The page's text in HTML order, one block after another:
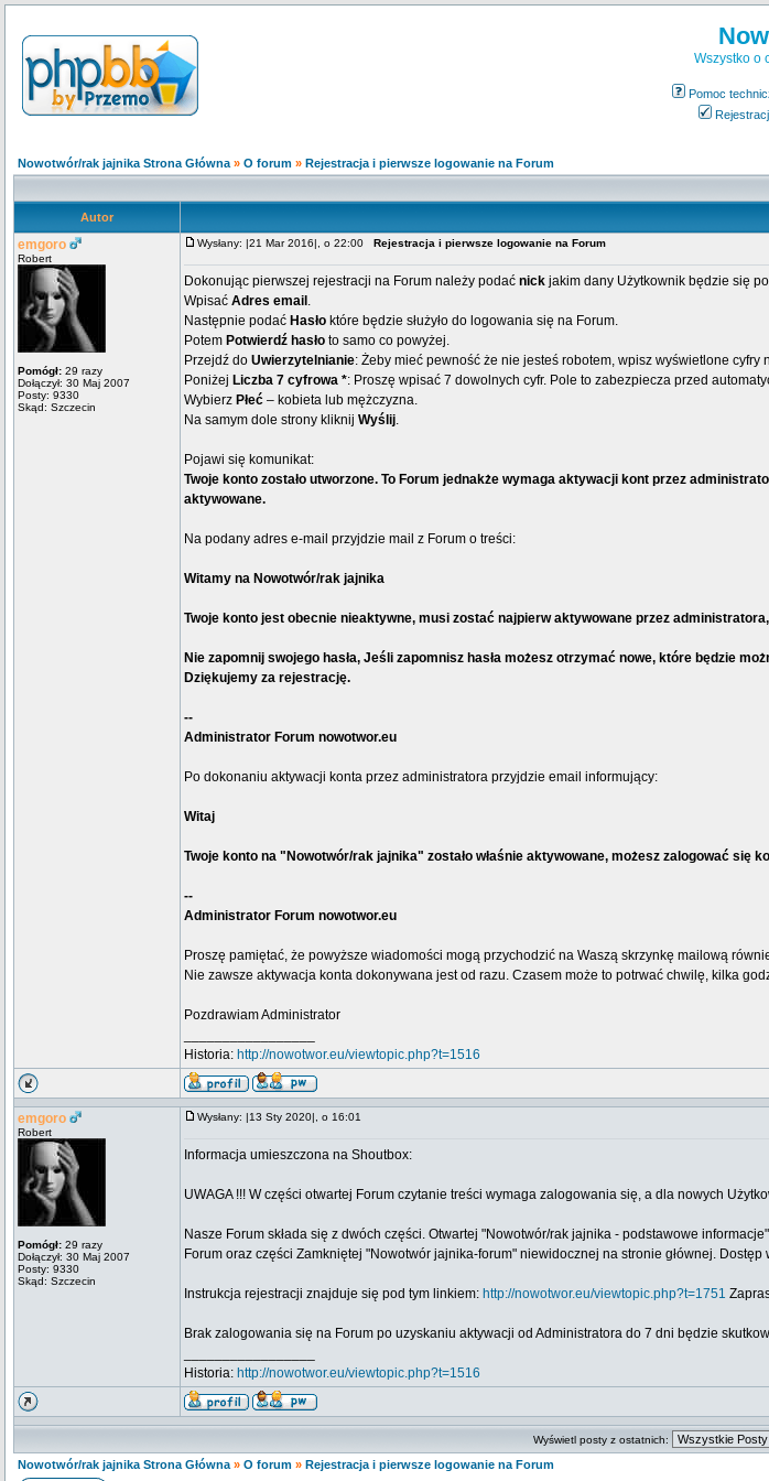
Wszystko o
Pomoc
Nowotwór/rak jajnika Strona Główna » O forum » Rejestracja i pierwsze logowanie na Forum
Autor
emgoro
Robert
Pomógł: 29 razy
Dołączył: 30 Maj 2007
Posty: 9330
Skąd: Szczecin
Wysłany: |21 Mar 2016|, o 22:00 Rejestracja i pierwsze logowanie na Forum
Dokonując pierwszej rejestracji na Forum należy podać nick jakim dany Użytkownik będzie się
Wpisać Adres email .
Następnie podać Hasło które będzie służyło do logowania się na Forum.
Potem Potwierdź hasło to samo co powyżej.
Przejdź do Uwierzytelnianie: Żeby mieć pewność że nie jesteś robotem, wpisz wyświetlone cyfry
Poniżej Liczba 7 cyfrowa *: Proszę wpisać 7 dowolnych cyfr. Pole to zabezpiecza przed
Wybierz Płeć – kobieta lub mężczyzna.
Na samym dole strony kliknij Wyślij.
Pojawi się komunikat:
Twoje konto zostało utworzone. To Forum jednakże wymaga aktywacji kont przez
aktywowane.
Na podany adres e-mail przyjdzie mail z Forum o treści:
Witamy na Nowotwór/rak jajnika
Twoje konto jest obecnie nieaktywne, musi zostać najpierw aktywowane przez
Nie zapomnij swojego hasła, Jeśli zapomnisz hasła możesz otrzymać nowe, które będzie
Dziękujemy za rejestrację.
--
Administrator Forum nowotwor.eu
Po dokonaniu aktywacji konta przez administratora przyjdzie email informujący:
Witaj
Twoje konto na "Nowotwór/rak jajnika" zostało właśnie aktywowane, możesz zalogować się
--
Administrator Forum nowotwor.eu
Proszę pamiętać, że powyższe wiadomości mogą przychodzić na Waszą skrzynkę mailową
Nie zawsze aktywacja konta dokonywana jest od razu. Czasem może to potrwać chwilę, kilka
Pozdrawiam Administrator
Historia: http://nowotwor.eu/viewtopic.php?t=1516
emgoro
Robert
Pomógł: 29 razy
Dołączył: 30 Maj 2007
Posty: 9330
Skąd: Szczecin
Wysłany: |13 Sty 2020|, o 16:01
Informacja umieszczona na Shoutbox:
UWAGA !!! W części otwartej Forum czytanie treści wymaga zalogowania się, a dla nowych
Nasze Forum składa się z dwóch części. Otwartej "Nowotwór/rak jajnika - podstawowe
Forum oraz części Zamkniętej "Nowotwór jajnika-forum" niewidocznej na stronie głównej.
Instrukcja rejestracji znajduje się pod tym linkiem: http://nowotwor.eu/viewtopic.php?t=1751
Brak zalogowania się na Forum po uzyskaniu aktywacji od Administratora do 7 dni będzie
Historia: http://nowotwor.eu/viewtopic.php?t=1516
Wyświetl posty z ostatnich:
Nowotwór/rak jajnika Strona Główna » O forum » Rejestracja i pierwsze logowanie na Forum